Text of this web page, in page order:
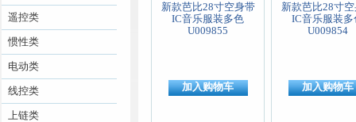
遥控类
惯性类
电动类
线控类
上链类
新款芭比28寸空身带
IC音乐服装多色
U009855
加入购物车
新款芭比28寸
IC音乐服装多
U009854
加入购物车